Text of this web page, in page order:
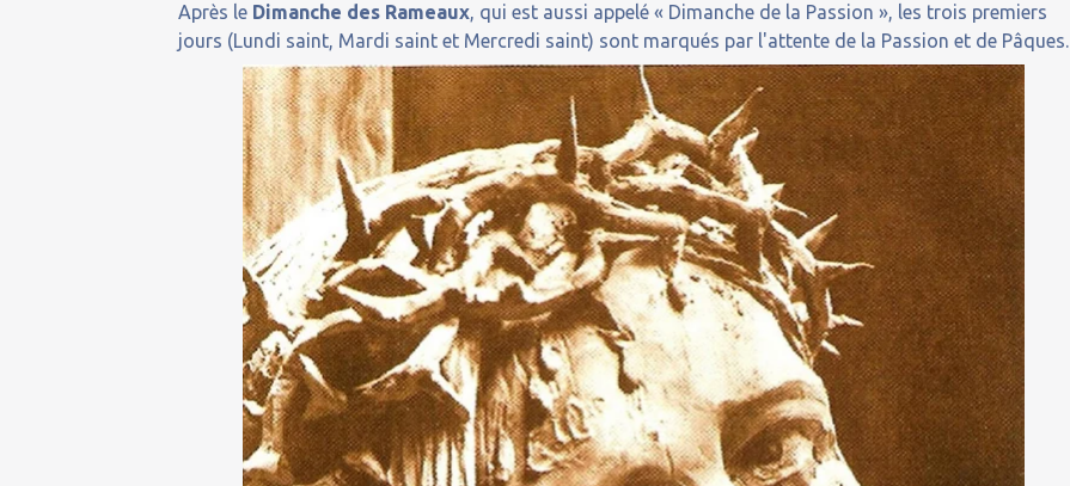
Après le Dimanche des Rameaux, qui est aussi appelé « Dimanche de la Passion », les trois premiers
jours (Lundi saint, Mardi saint et Mercredi saint) sont marqués par l'attente de la Passion et de Pâques.